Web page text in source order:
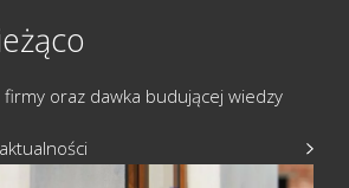
firmy oraz dawka budującej wiedzy